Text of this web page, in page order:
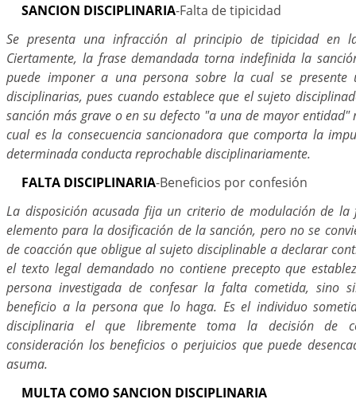
SANCION DISCIPLINARIA-Falta de tipicidad
Se presenta una infracción al principio de tipicidad en
Ciertamente, la frase demandada torna indefinida la
puede imponer a una persona sobre la cual se presente
disciplinarias, pues cuando establece que el sujeto
sanción más grave o en su defecto "a una de mayor entidad"
cual es la consecuencia sancionadora que comporta la
determinada conducta reprochable disciplinariamente.
FALTA DISCIPLINARIA-Beneficios por confesión
La disposición acusada fija un criterio de modulación de
elemento para la dosificación de la sanción, pero no se
de coacción que obligue al sujeto disciplinable a declarar
el texto legal demandado no contiene precepto que
persona investigada de confesar la falta cometida, sino
beneficio a la persona que lo haga. Es el individuo
disciplinaria el que libremente toma la decisión de
consideración los beneficios o perjuicios que puede
asuma.
MULTA COMO SANCION DISCIPLINARIA